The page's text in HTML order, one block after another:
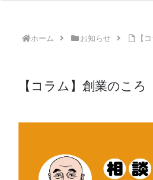
ホーム お知らせ 【
【コラム】創業のころ